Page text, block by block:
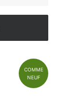
COMME
NEUF